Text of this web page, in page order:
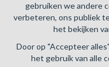
gebruiken we andere
verbeteren, ons publiek
het bekijken
Door op "Accepteer
het gebruik van alle
BA en borgstelling via
Brussel (polisnr.
activiteiten die
Algemene